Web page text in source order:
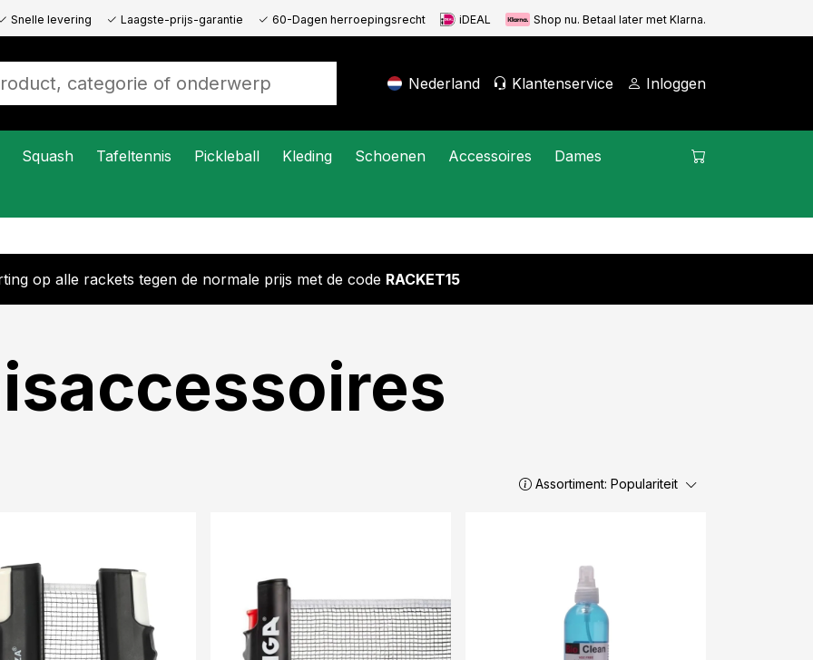
Snelle levering Laagste-prijs-garantie 60-Dagen herroepingsrecht iDEAL Shop nu. Betaal later met Klarna.
Nederland Klantenservice Inloggen
Squash Tafeltennis Pickleball Kleding Schoenen Accessoires
Dames
op alle rackets tegen de normale prijs met de code RACKET15
Assortiment:Populariteit